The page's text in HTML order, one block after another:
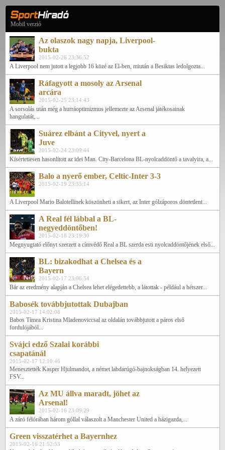
Mobil verzió
Az olaszok nagy napja, Liverpool-
bukta
2015-02-26 23:36:52
A Liverpool nem jutott a legjobb 16 közé az El-ben, miután a Besiktas ledolgozta...
Ráfagyott a mosoly az Arsenal
arcára
2015-02-25 23:14:43
A sorsolás után még a hurráoptimizmus jellemezte az Arsenal játékosainak
hangulatát,...
Suárez elbánt a Cityvel, nyert a
Juve
2015-02-24 23:09:44
Kísértetiesen hasonlított az idei Man. City-Barcelona BL-nyolcaddöntő a tavalyira, a...
Balo a nyerő ember, Celtic-Inter 3-3
2015-02-19 23:35:14
A Liverpool Mario Balotellinek köszönheti a sikert, az Inter gólzáporos döntetlent...
A Real fél lábbal a BL-
negyeddöntőben!
2015-02-18 23:19:30
Megnyugtató előnyt szerzett a címvédő Real a BL szerda esti nyolcaddöntőjének első...
BL: bizakodhat a Chelsea és a
Bayern
2015-02-17 23:06:54
Bár az eredmény alapján a Chelsea lehet elégedettebb, a látottak - például a hétszer...
Babosék továbbjutottak Dubajban
2015-02-17 14:02:08
Babos Tímea Kristina Mladenoviccsal az oldalán továbbjutott a páros első
fordulójából...
Svájci edző Szalai korábbi
csapatánál
2015-02-17 12:10:46
Menesztették Kasper Hjulmandot, a német labdarúgó-bajnokságban 14. helyezett
FSV...
Az MU állva maradt, jöhet az
Arsenal!
2015-02-16 23:09:29
A záró félórában három góllal válaszolt a Manchester United a házigazda,...
Green visszatérhet a Bayernhez
2015-02-16 21:52:53